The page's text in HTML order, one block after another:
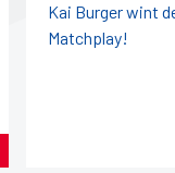
Kai Burger wint
Matchplay!